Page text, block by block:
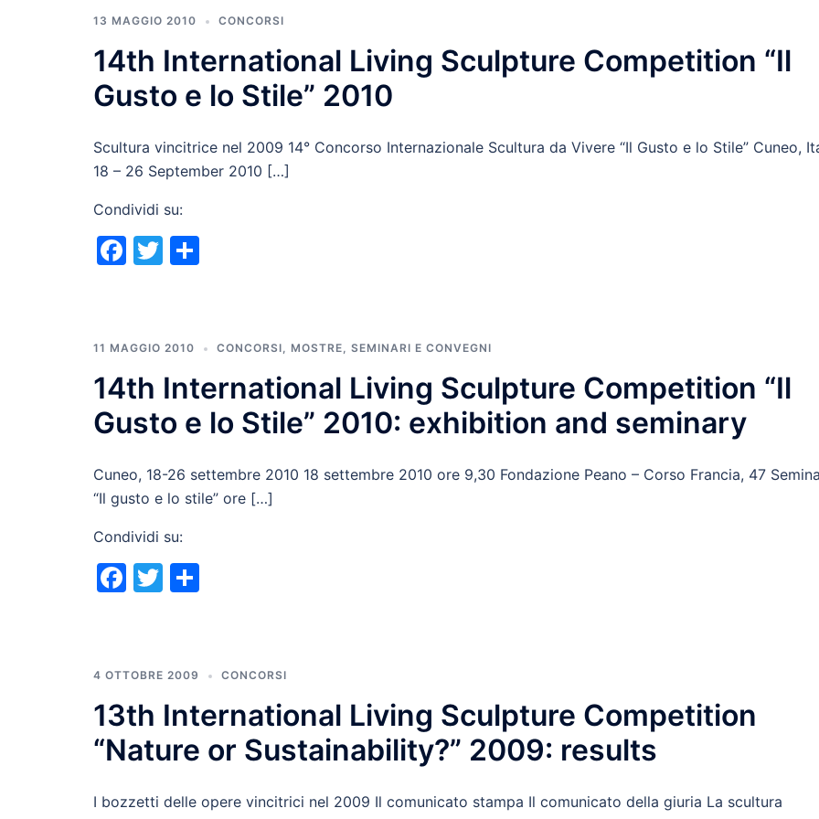
13 MAGGIO 2010 CONCORSI
14th International Living Sculpture Competition “Il
Gusto e lo Stile” 2010
Scultura vincitrice nel 2009 14° Concorso Internazionale Scultura da Vivere “Il Gusto e lo Stile” Cuneo,
18 – 26 September 2010 […]
Condividi su:
Facebook
Twitter
11 MAGGIO 2010 CONCORSI, MOSTRE, SEMINARI E CONVEGNI
14th International Living Sculpture Competition “Il
Gusto e lo Stile” 2010: exhibition and seminary
Cuneo, 18-26 settembre 2010 18 settembre 2010 ore 9,30 Fondazione Peano – Corso Francia, 47
“Il gusto e lo stile” ore […]
Condividi su:
Facebook
Twitter
4 OTTOBRE 2009 CONCORSI
13th International Living Sculpture Competition
“Nature or Sustainability?” 2009: results
I bozzetti delle opere vincitrici nel 2009 Il comunicato stampa Il comunicato della giuria La scultura